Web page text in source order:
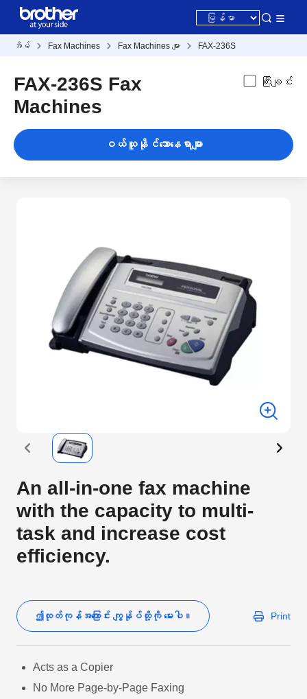
အိမ် Fax Machines Fax Machines များ FAX-236S
FAX-236S Fax
Machines
ကြီးချင်း
ဝယ်ယူနိုင်သောနေရာများ
An all-in-one fax machine
with the capacity to multi-
task and increase cost
efficiency.
ဤထုတ်ကုန်အကြောင်း ကျွန်ုပ်တို့ကို မေးပါ။ Print
Acts as a Copier
No More Page-by-Page Faxing